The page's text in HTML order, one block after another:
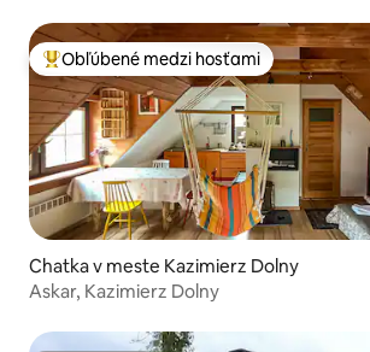
Najobľúbenejšie medzi hosťami
Obľúbené medzi hosťami
Chatka v meste Kazimierz Dolny
Askar, Kazimierz Dolny